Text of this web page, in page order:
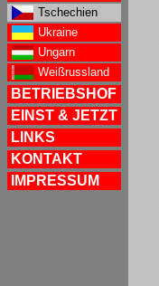
Tschechien
Ukraine
Ungarn
Weißrussland
BETRIEBSHOF
EINST & JETZT
LINKS
KONTAKT
IMPRESSUM